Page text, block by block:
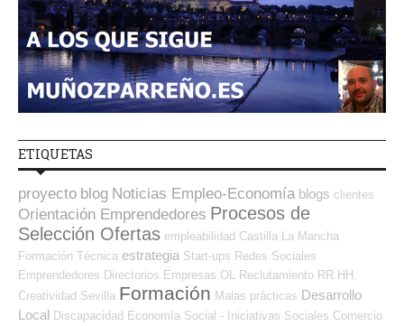
ETIQUETAS
proyecto blog Noticias Empleo-Economía blogs clientes
Orientación Emprendedores Procesos de
Selección Ofertas empleabilidad Castilla La Mancha
Formación Técnica estrategia Start-ups Redes Sociales
Emprendedores Directorios Empresas OL
Reclutamiento RR.HH.
Creatividad Sevilla Formación Malas prácticas Desarrollo
Local Discapacidad Economía Social - Iniciativas Sociales Comercio